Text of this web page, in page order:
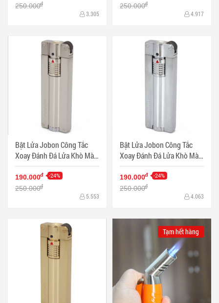
250.000đ
3.305
250.000đ
4.917
Bật Lửa Jobon Công Tắc
Xoay Đánh Đá Lửa Khò Màu
Xám - Mã SP: BL11377X
190.000đ -24%
250.000đ
5.553
Bật Lửa Jobon Công Tắc
Xoay Đánh Đá Lửa Khò Màu
Trắng - Mã SP: BL11377-T
190.000đ -24%
250.000đ
4.063
Tạm hết hàng